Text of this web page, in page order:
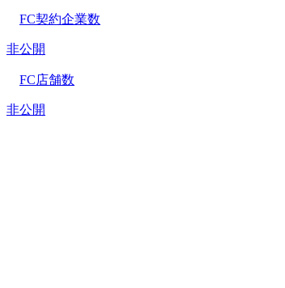
FC契約企業数
非公開
FC店舗数
非公開